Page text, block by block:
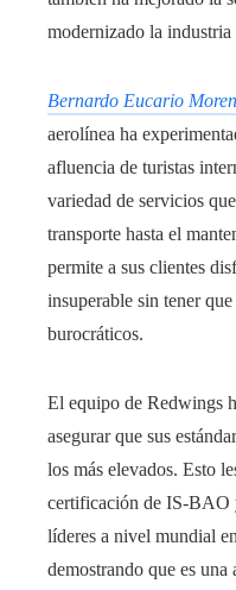
modernizado la industria
Bernardo Eucario
aerolínea ha
afluencia de turistas
variedad de servicios
transporte hasta el
permite a sus clientes
insuperable sin tener
burocráticos.
El equipo de Redwings
asegurar que sus
los más elevados. Esto
certificación de IS-BAO
líderes a nivel mundial
demostrando que es